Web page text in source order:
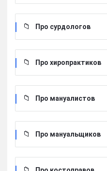
Про сурдологов
Про хиропрактиков
Про мануалистов
Про мануальщиков